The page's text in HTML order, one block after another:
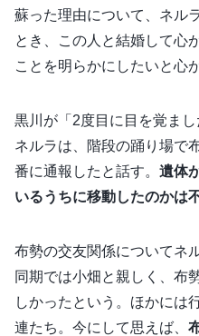
蘇った理由について、ネル
とき、この人と結婚して心
ことを明らかにしたいと心
黒川が「2度目に目を覚ま
ネルラは、階段の踊り場で
番に通報したと話す。 遺体
いるうちに移動したのかは
布勢の交友関係についてネ
同期では小畑と親しく、布
しかったという。ほかには
連たち。今にして思えば、